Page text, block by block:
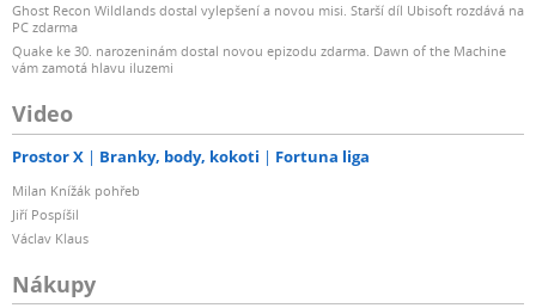
Ghost Recon Wildlands dostal vylepšení a novou misi. Starší díl Ubisoft rozdává na
PC zdarma
Quake ke 30. narozeninám dostal novou epizodu zdarma. Dawn of the Machine
vám zamotá hlavu iluzemi
Video
Prostor X Branky, body, kokoti Fortuna liga
Milan Knížák pohřeb
Jiří Pospíšil
Václav Klaus
Nákupy